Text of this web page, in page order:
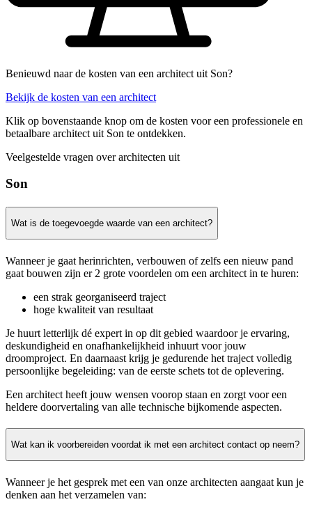
Benieuwd naar de kosten van een architect uit Son?
Bekijk de kosten van een architect
Klik op bovenstaande knop om de kosten voor een professionele en
betaalbare architect uit Son te ontdekken.
Veelgestelde vragen over architecten uit
Son
Wat is de toegevoegde waarde van een architect?
Wanneer je gaat herinrichten, verbouwen of zelfs een nieuw pand
gaat bouwen zijn er 2 grote voordelen om een architect in te huren:
een strak georganiseerd traject
hoge kwaliteit van resultaat
Je huurt letterlijk dé expert in op dit gebied waardoor je ervaring,
deskundigheid en onafhankelijkheid inhuurt voor jouw
droomproject. En daarnaast krijg je gedurende het traject volledig
persoonlijke begeleiding: van de eerste schets tot de oplevering.
Een architect heeft jouw wensen voorop staan en zorgt voor een
heldere doorvertaling van alle technische bijkomende aspecten.
Wat kan ik voorbereiden voordat ik met een architect contact op neem?
Wanneer je het gesprek met een van onze architecten aangaat kun je
denken aan het verzamelen van: